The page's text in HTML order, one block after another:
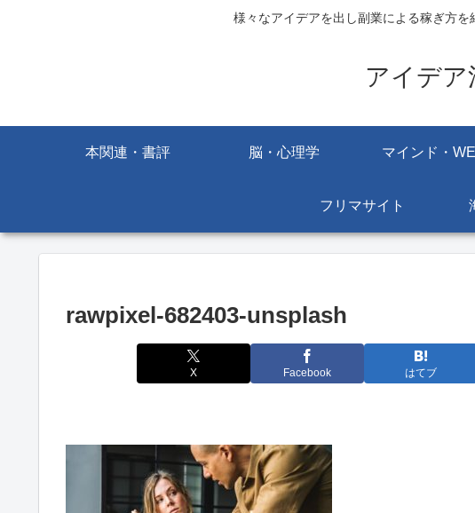
様々なアイデアを出し副業による稼ぎ方
アイデア
本関連・書評 脳・心理学 マインド・
フリマサイト
rawpixel-682403-unsplash
X Facebook はてブ